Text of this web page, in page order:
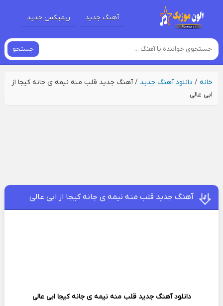
آهنگ جدید ریمیکس جدید
جستجو
خانه/ دانلود آهنگ جدید /آهنگ جدید قلب منه نیمه ی‌ جانه کیجا از
ابی عالی
آهنگ جدید قلب منه نیمه ی‌ جانه کیجا از ابی عالی
دانلود آهنگ جدید قلب منه نیمه ی‌ جانه کیجاابی عالی